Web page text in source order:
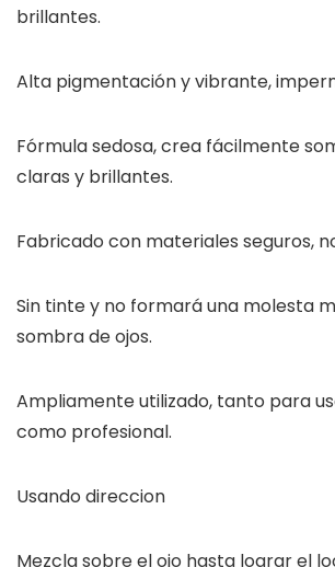
brillantes.
Alta pigmentación y vibrante,
Fórmula sedosa, crea fácilmente
claras y brillantes.
Fabricado con materiales seguros,
Sin tinte y no formará una molesta
sombra de ojos.
Ampliamente utilizado, tanto para
como profesional.
Usando direccion
Mezcla sobre el ojo hasta lograr el